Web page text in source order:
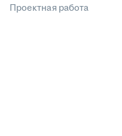
Проектная работа